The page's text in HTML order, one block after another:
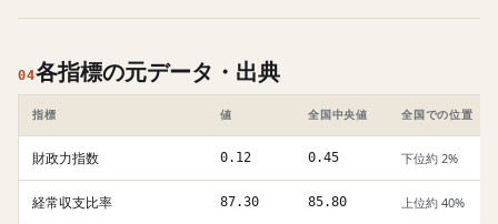
04各指標の元データ・出典
指標 値 全国中央値 全国での位置
財政力指数 0.12 0.45 下位約 2%
経常収支比率 87.30 85.80 上位約 40%